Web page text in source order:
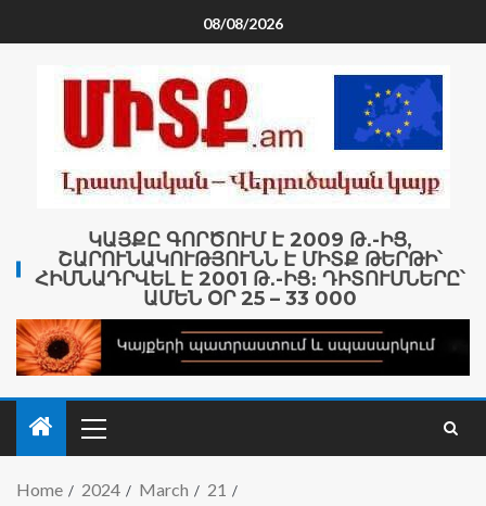
08/08/2026
ԿԱՅՔԸ ԳՈՐԾՈՒՄ Է 2009 Թ․-ԻՑ,
ՇԱՐՈՒՆԱԿՈՒԹՅՈՒՆՆ Է ՄԻՏՔ ԹԵՐԹԻ՝
ՀԻՄՆԱԴՐՎԵԼ Է 2001 Թ․-ԻՑ։ ԴԻՏՈՒՄՆԵՐԸ՝
ԱՄԵՆ ՕՐ 25 – 33 000
Home 2024 March
21